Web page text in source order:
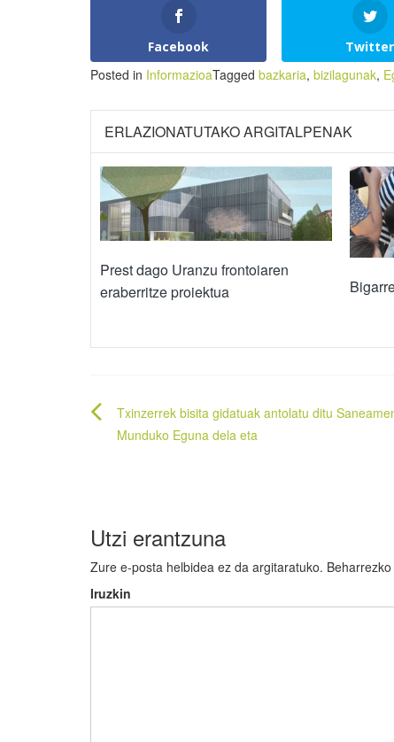
Facebook Twitter
Posted in InformazioaTagged bazkaria, bizilagunak,
ERLAZIONATUTAKO ARGITALPENAK
Prest dago Uranzu frontoiaren
eraberritze proiektua
Bidalketetan
zehar
Txinzerrek bisita gidatuak antolatu ditu
Munduko Eguna dela eta
Utzi erantzuna
Zure e-posta helbidea ez da argitaratuko.
Iruzkin